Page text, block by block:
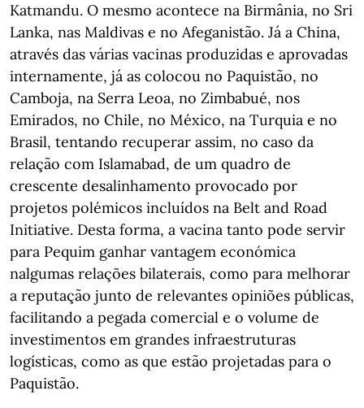
Katmandu. O mesmo acontece na Birmânia, no Sri
Lanka, nas Maldivas e no Afeganistão. Já a China,
através das várias vacinas produzidas e aprovadas
internamente, já as colocou no Paquistão, no
Camboja, na Serra Leoa, no Zimbabué, nos
Emirados, no Chile, no México, na Turquia e no
Brasil, tentando recuperar assim, no caso da
relação com Islamabad, de um quadro de
crescente desalinhamento provocado por
projetos polémicos incluídos na Belt and Road
Initiative. Desta forma, a vacina tanto pode servir
para Pequim ganhar vantagem económica
nalgumas relações bilaterais, como para melhorar
a reputação junto de relevantes opiniões públicas,
facilitando a pegada comercial e o volume de
investimentos em grandes infraestruturas
logísticas, como as que estão projetadas para o
Paquistão.